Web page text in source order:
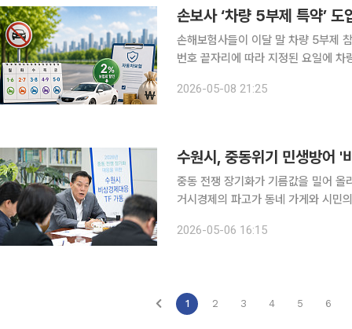
손보사 ‘차량 5부제 특약’
손해보험사들이 이달 말 차량 5부제
번호 끝자리에 따라 지정된 요일에
특약은 원유 수급 위기 대응과 에너지
2026-05-08 21:25
중동 전쟁 장기화가 기름값을 밀어
거시경제의 파고가 동네 가게와 시민
기업지원·에너지절약·시민참여 등 4
2026-05-06 16:15
1 2 3 4 5 6